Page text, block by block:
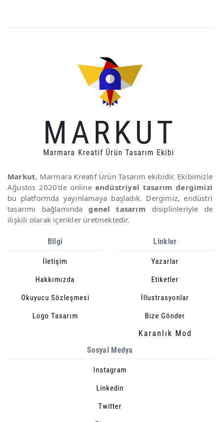
MARKUT
Marmara Kreatif Ürün Tasarım Ekibi
Markut, Marmara Kreatif Ürün Tasarım ekibidir. Ekibimizle
Ağustos 2020'de online endüstriyel tasarım dergimizi
bu platformda yayınlamaya başladık. Dergimiz, endüstri
tasarımı bağlamındagenel tasarım disiplinleriyle de
ilişkili olarak içerikler üretmektedir.
Bilgi
İletişim
Hakkımızda
Okuyucu Sözleşmesi
Logo Tasarım
Linkler
Yazarlar
Etiketler
İllustrasyonlar
Bize Gönder
Karanlık Mod
Sosyal Medya
Instagram
Linkedin
Twitter